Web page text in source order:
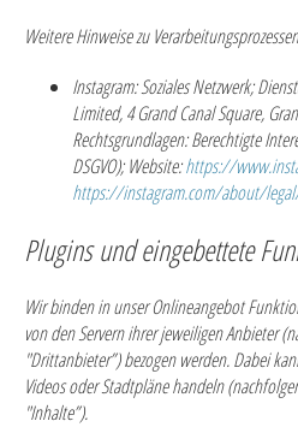
Weitere Hinweise zu
Instagram:Soziales Netzwerk;
Limited, 4 Grand Canal Square,
Rechtsgrundlagen:Berechtigte
DSGVO);Website:https://
https://instagram.com/about/
Plugins und eingebettete
Wir binden in unser Onlineangebot
von den Servern ihrer jeweiligen Anbieter
"Drittanbieter”) bezogen werden. Dabei
Videos oder Stadtpläne handeln
"Inhalte”).